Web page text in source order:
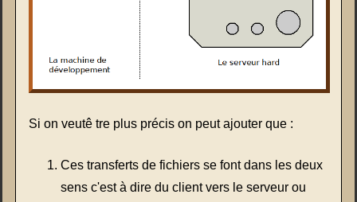
Si on veutê tre plus précis on peut ajouter que :
Ces transferts de fichiers se font dans les deux
sens c'est à dire du client vers le serveur ou